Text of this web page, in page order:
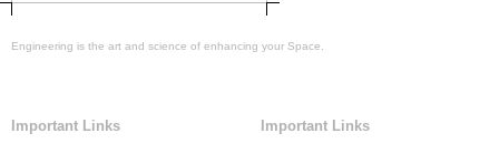
Engineering is the art and science of enhancing your Space.
Important Links Important Links